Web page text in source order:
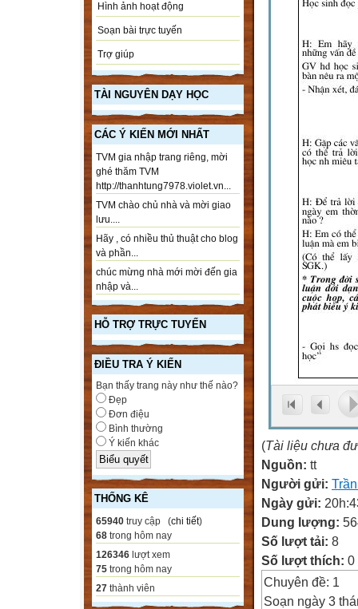
Hình ảnh hoạt động
Soạn bài trực tuyến
Trợ giúp
TÀI NGUYÊN DẠY HỌC
CÁC Ý KIẾN MỚI NHẤT
TVM gia nhập trang riêng, mời
ghé thăm TVM
http://thanhtung7978.violet.vn...
TVM chào chủ nhà và mời giao
lưu....
Hãy , có nhiều thủ thuật cho blog
và phần...
chúc mừng nhà mới mời đến gia
nhập và...
HỖ TRỢ TRỰC TUYẾN
ĐIỀU TRA Ý KIẾN
Bạn thấy trang này như thế nào?
Đẹp
Đơn điệu
Bình thường
Ý kiến khác
THỐNG KÊ
65940 truy cập (chi tiết)
68 trong hôm nay
126346 lượt xem
75 trong hôm nay
27 thành viên
(Tài liệu chưa
Nguồn: tt
Người gửi:
Ngày gửi:
Dung lượng:
Số lượt tải: 8
Số lượt thích: 0
Chuyên đề: 1
Soạn ngày 3